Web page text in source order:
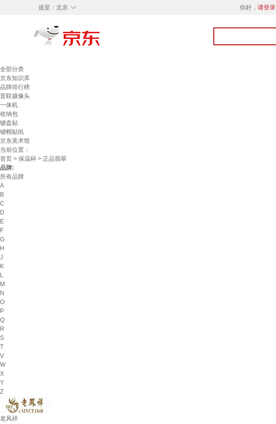
◇
送至： 北京 你好， 请登录
全部分类
京东知识库
品牌排行榜
普联摄像头
一体机
收纳包
键盘贴
键帽贴纸
京东美术馆
当前位置：
首页 > 保温杯 > 正品翡翠
品牌:
所有品牌
A
B
C
D
E
F
G
H
J
K
L
M
N
O
P
Q
R
S
T
V
W
X
Y
Z
老凤祥